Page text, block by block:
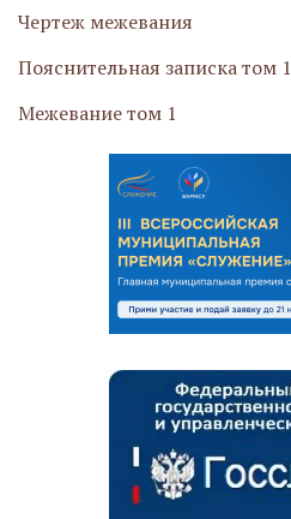
Чертеж межевания
Пояснительная записка том 1
Межевание том 1